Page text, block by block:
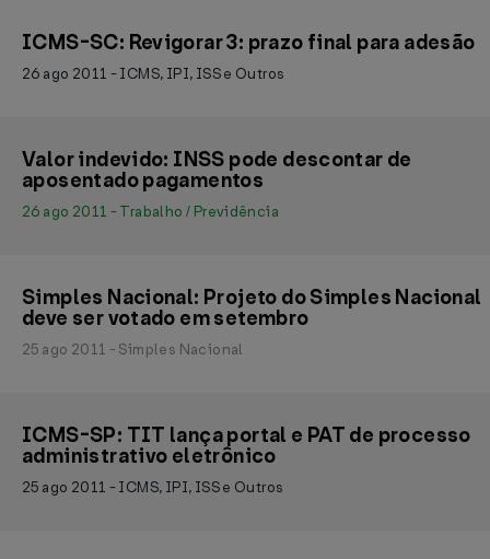
ICMS-SC: Revigorar 3: prazo final para adesão
26 ago 2011 - ICMS, IPI, ISS e Outros
Valor indevido: INSS pode descontar de
aposentado pagamentos
26 ago 2011 - Trabalho / Previdência
Simples Nacional: Projeto do Simples Nacional
deve ser votado em setembro
25 ago 2011 - Simples Nacional
ICMS-SP: TIT lança portal e PAT de processo
administrativo eletrônico
25 ago 2011 - ICMS, IPI, ISS e Outros